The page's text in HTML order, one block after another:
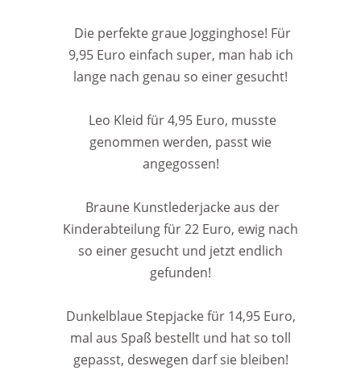
Die perfekte graue Jogginghose! Für
9,95 Euro einfach super, man hab ich
lange nach genau so einer gesucht!
Leo Kleid für 4,95 Euro, musste
genommen werden, passt wie
angegossen!
Braune Kunstlederjacke aus der
Kinderabteilung für 22 Euro, ewig nach
so einer gesucht und jetzt endlich
gefunden!
Dunkelblaue Stepjacke für 14,95 Euro,
mal aus Spaß bestellt und hat so toll
gepasst, deswegen darf sie bleiben!